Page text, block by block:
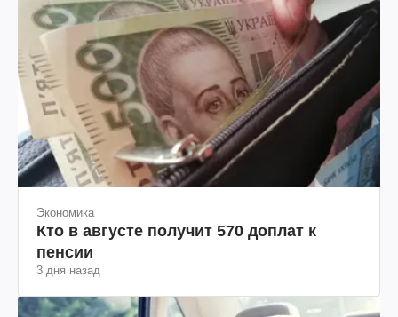
Экономика
Кто в августе получит 570 доплат к
пенсии
3 дня назад